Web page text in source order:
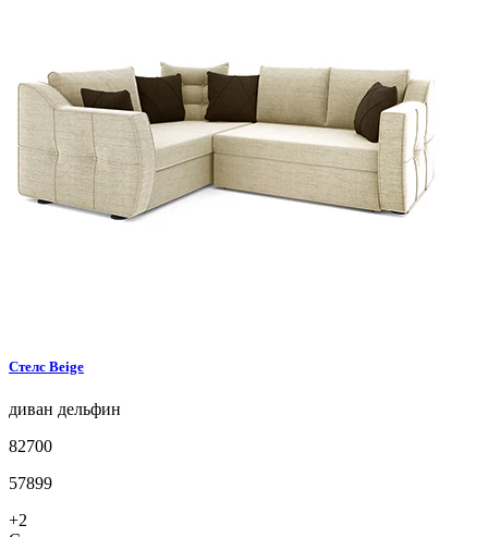
Стелс Beige
диван дельфин
82700
57899
+2